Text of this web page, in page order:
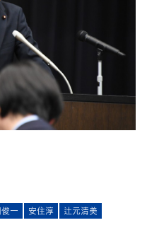
一 安住淳
辻元清美